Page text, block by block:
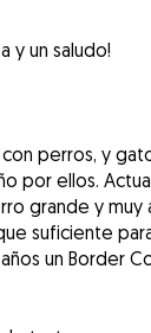
y un saludo!
perros, y
por ellos.
grande y
suficiente
un Border